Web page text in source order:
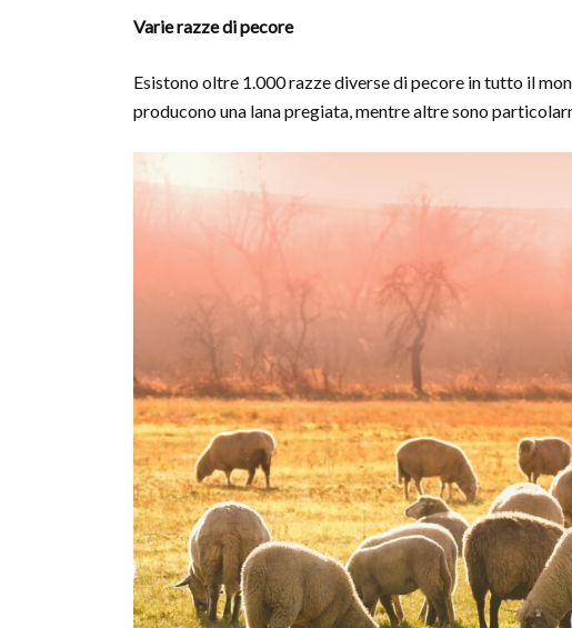
Varie razze di pecore
Esistono oltre 1.000 razze diverse di pecore in tutto il
producono una lana pregiata, mentre altre sono